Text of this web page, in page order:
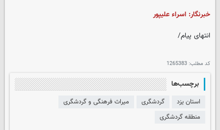
خبرنگار: اسراء علیپور
انتهای پیام/
کد مطلب: 1265383
برچسب‌ها
استان یزد گردشگری
میراث فرهنگی و گردشگری
منطقه گردشگری